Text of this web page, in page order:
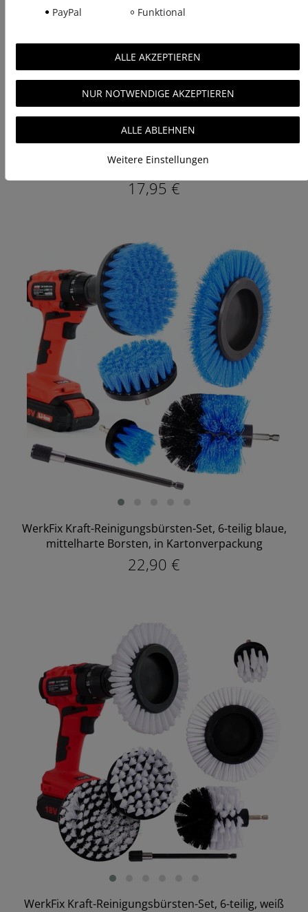
8/9,10/11,12/13,14/15,16/17,18/19mm aus CrV-Stahl,
mattiert, in der Tasche
17,95 €
WerkFix Kraft-Reinigungsbürsten-Set, 6-teilig blaue,
mittelharte Borsten, in Kartonverpackung
22,90 €
WerkFix Kraft-Reinigungsbürsten-Set, 6-teilig, weiß
PayPal
Funktional
ALLE AKZEPTIEREN
NUR NOTWENDIGE AKZEPTIEREN
ALLE ABLEHNEN
Weitere Einstellungen